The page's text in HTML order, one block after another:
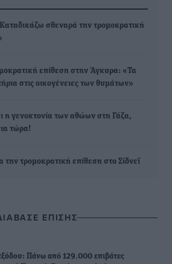
σθεναρά την τρομοκρατική
επίθεση στην Άγκυρα: «Τα
στις οικογένειες των θυμάτων»
η γενοκτονία των αθώων στη Γάζα,
τώρα!
την τρομοκρατική επίθεση στο Σίδνεϊ
ΕΠΙΣΗΣ
Πάνω από 129.000 επιβάτες